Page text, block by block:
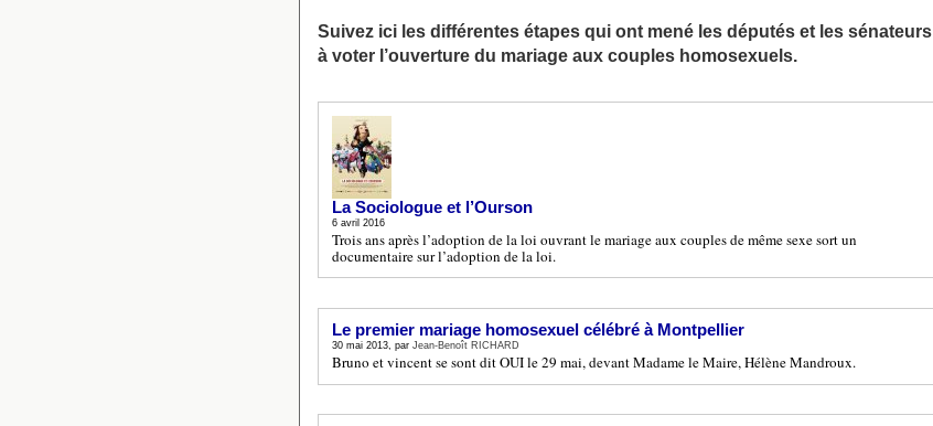
Suivez ici les différentes étapes qui ont mené les députés et les sénateurs
à voter l’ouverture du mariage aux couples homosexuels.
La Sociologue et l’Ourson
6 avril 2016
Trois ans après l’adoption de la loi ouvrant le mariage aux couples de même sexe sort un
documentaire sur l’adoption de la loi.
Le premier mariage homosexuel célébré à Montpellier
30 mai 2013, par Jean-Benoît RICHARD
Bruno et vincent se sont dit OUI le 29 mai, devant Madame le Maire, Hélène Mandroux.